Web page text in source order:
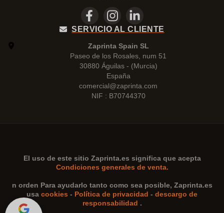
SERVICIO AL CLIENTE
Zaprinta Spain SL
Paseo de los Rosales, num 51
30880 Águilas - (Murcia)
España
comercial@zaprinta.com
NIF : B70744370
El uso de este sitio Zaprinta.es significa que acepta
Condiciones generales de venta.
n orden Para ayudarlo tanto como sea posible, Zaprinta.es
usa cookies - Política de privacidad - descargo de
responsabilidad .